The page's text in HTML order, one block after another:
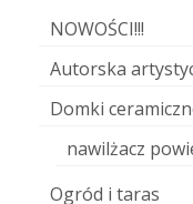
NOWOŚCI!!!
Autorska
Domki
nawilżacz
Ogród i taras